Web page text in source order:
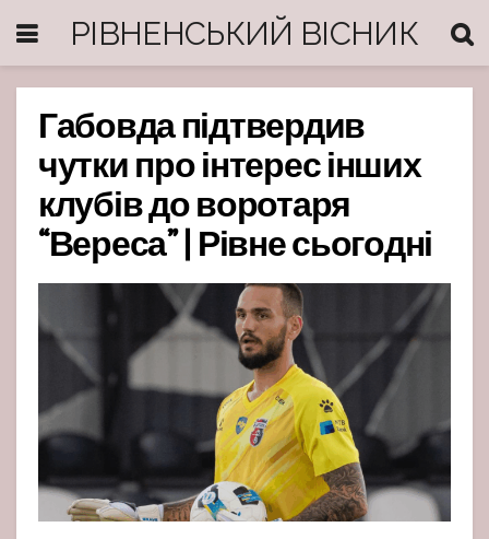
РІВНЕНСЬКИЙ ВІСНИК
Габовда підтвердив
чутки про інтерес інших
клубів до воротаря
“Вереса” | Рівне сьогодні